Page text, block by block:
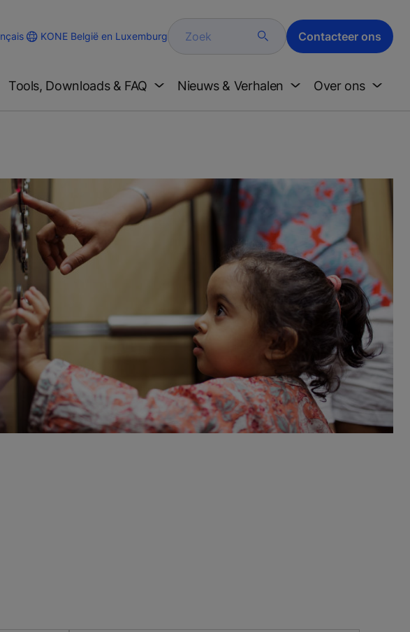
KONE België en Luxemburg Zoek Contacteer ons
Tools, Downloads & FAQ Nieuws & Verhalen Over ons